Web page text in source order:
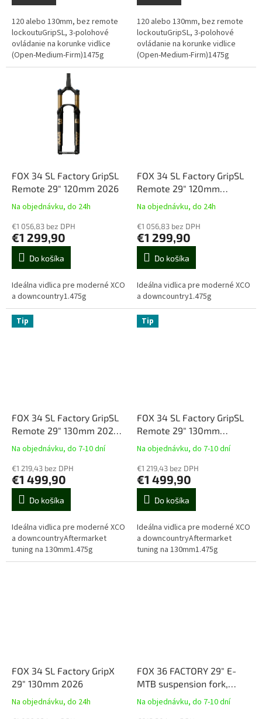
120 alebo 130mm, bez remote
lockoutuGripSL, 3-polohové
ovládanie na korunke vidlice
(Open-Medium-Firm)1475g
120 alebo 130mm, bez remote
lockoutuGripSL, 3-polohové
ovládanie na korunke vidlice
(Open-Medium-Firm)1475g
FOX 34 SL Factory GripSL
Remote 29" 120mm 2026
Na objednávku, do 24h
€1 056,83 bez DPH
€1 299,90
Do košíka
Ideálna vidlica pre moderné XCO
a downcountry1.475g
FOX 34 SL Factory GripSL
Remote 29" 120mm
Orange 2026
Na objednávku, do 24h
€1 056,83 bez DPH
€1 299,90
Do košíka
Ideálna vidlica pre moderné XCO
a downcountry1.475g
Tip
FOX 34 SL Factory GripSL
Remote 29" 130mm 2026
(130mm tuning)
Na objednávku, do 7-10 dní
€1 219,43 bez DPH
€1 499,90
Do košíka
Ideálna vidlica pre moderné XCO
a downcountryAftermarket
tuning na 130mm1.475g
Tip
FOX 34 SL Factory GripSL
Remote 29" 130mm
Orange 2026 (130mm
tuning)
Na objednávku, do 7-10 dní
€1 219,43 bez DPH
€1 499,90
Do košíka
Ideálna vidlica pre moderné XCO
a downcountryAftermarket
tuning na 130mm1.475g
FOX 34 SL Factory GripX
29" 130mm 2026
Na objednávku, do 24h
FOX 36 FACTORY 29" E-
MTB suspension fork,
FLOAT 160mm, Grip 2,
BOOST 15X110mm
Na objednávku, do 7-10 dní